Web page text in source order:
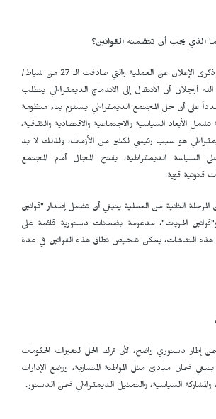
الذي يجب أن تتضمنه القوانين؟
في رسالته التي قُرئت في ذكرى الإعلان عن العملية والتي صادفت الـ 27 من شباط/
الله أوجلان أن الانتقال إلى الاندماج الديمقراطي يتطلب
على أن حل المجتمع الديمقراطي يستلزم بناء منظومة
الأبعاد السياسية والاجتماعية والاقتصادية والثقافية،
هو سبب رئيسي لكثير من الأزمات، ولذلك لا بد
السياسة الديمقراطية، يفتح المجال أمام المجتمع
قانونية قوية.
الثانية من العملية ينبغي أن تشمل إصدار "قوانين
الحريات"، مدعومة بضمانات دستورية قائمة على
هذه النقاشات، يمكن تلخيص نطاق هذه القوانين في عدة
إطار دستوري واضح، لأن ترك الحل لتغيرات الحكومات
ضمان مبادئ مثل المواطنة المتساوية، ووضع الإدارات
والمشاركة السياسية، والتمثيل الديمقراطي ضمن الدستور.